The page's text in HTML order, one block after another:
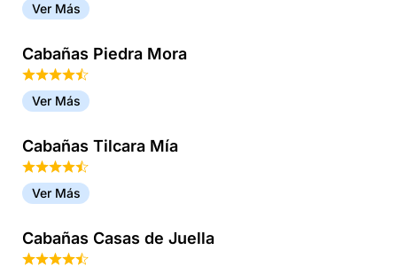
Ver Más
Cabañas Piedra Mora
Ver Más
Cabañas Tilcara Mía
Ver Más
Cabañas Casas de Juella